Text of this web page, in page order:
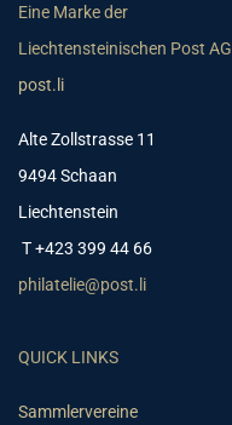
Eine Marke der
Liechtensteinischen Post AG
post.li
Alte Zollstrasse 11
9494 Schaan
Liechtenstein
T +423 399 44 66
philatelie@post.li
QUICK LINKS
Sammlervereine